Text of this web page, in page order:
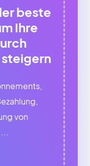
beste
Ihre
von